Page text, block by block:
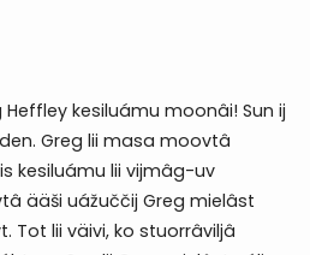
Heffley kesiluámu moonâi! Sun ij
Greg lii masa moovtâ
kesiluámu lii vijmâg-uv
ääši uážuččij Greg mielâst
Tot lii väivi, ko stuorrâviljâ